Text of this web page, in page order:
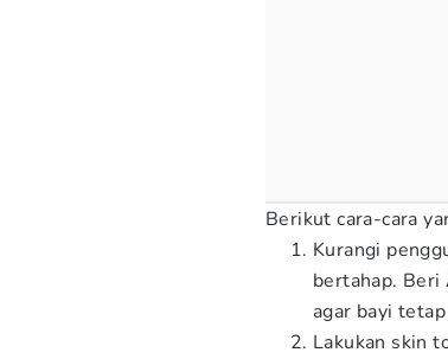
Berikut cara-cara
Kurangi
bertahap. Beri
agar bayi
Lakukan skin